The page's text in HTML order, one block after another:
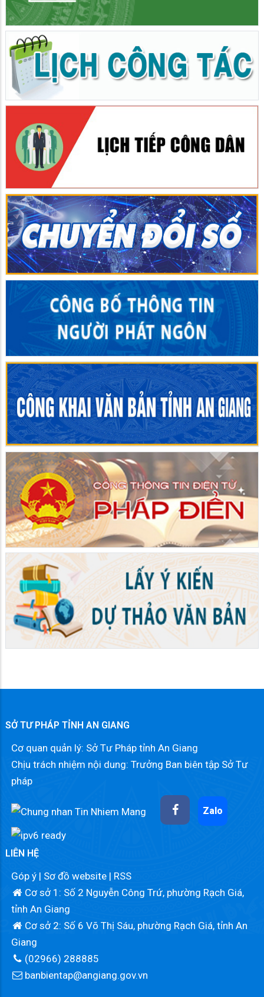
SỞ TƯ PHÁP TỈNH AN GIANG
Cơ quan quản lý: Sở Tư Pháp tỉnh An Giang
Chịu trách nhiệm nội dung: Trưởng Ban biên tập Sở Tư
pháp
Zalo
LIÊN HỆ
Góp ý | Sơ đồ website | RSS
Cơ sở 1: Số 2 Nguyễn Công Trứ, phường Rạch Giá,
tỉnh An Giang
Cơ sở 2: Số 6 Võ Thị Sáu, phường Rạch Giá, tỉnh An
Giang
(02966) 288885
banbientap@angiang.gov.vn